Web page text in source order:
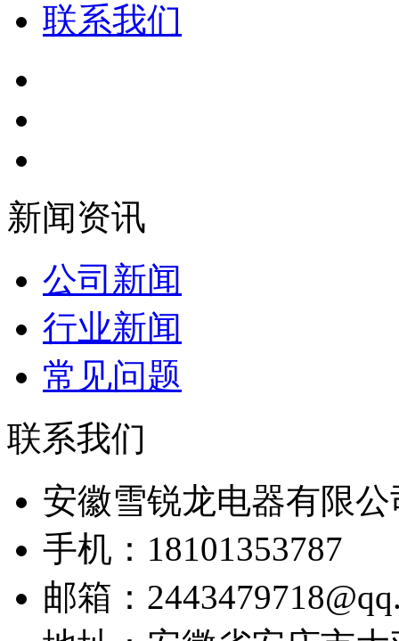
联系我们
新闻资讯
公司新闻
行业新闻
常见问题
联系我们
安徽雪锐龙电器有限公
手机：18101353787
邮箱：